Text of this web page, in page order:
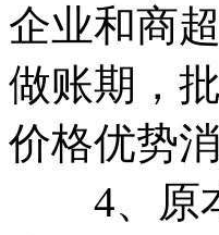
企业和商
做账期，
价格优势消
4、原本